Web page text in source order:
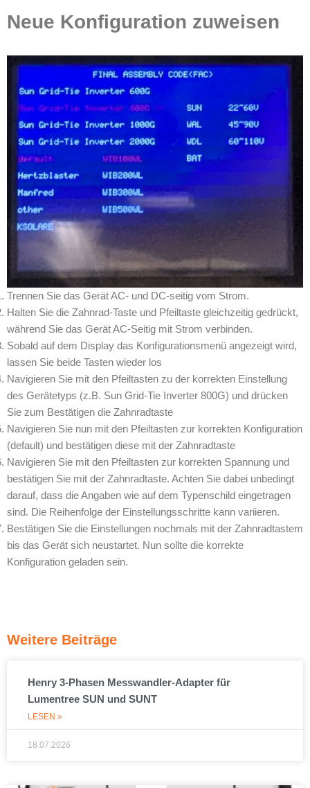
Neue Konfiguration zuweisen
Trennen Sie das Gerät AC- und DC-seitig vom Strom.
Halten Sie die Zahnrad-Taste und Pfeiltaste gleichzeitig gedrückt,
während Sie das Gerät AC-Seitig mit Strom verbinden.
Sobald auf dem Display das Konfigurationsmenü angezeigt wird,
lassen Sie beide Tasten wieder los
Navigieren Sie mit den Pfeiltasten zu der korrekten Einstellung
des Gerätetyps (z.B. Sun Grid-Tie Inverter 800G) und drücken
Sie zum Bestätigen die Zahnradtaste
Navigieren Sie nun mit den Pfeiltasten zur korrekten Konfiguration
(default) und bestätigen diese mit der Zahnradtaste
Navigieren Sie mit den Pfeiltasten zur korrekten Spannung und
bestätigen Sie mit der Zahnradtaste. Achten Sie dabei unbedingt
darauf, dass die Angaben wie auf dem Typenschild eingetragen
sind. Die Reihenfolge der Einstellungsschritte kann variieren.
Bestätigen Sie die Einstellungen nochmals mit der Zahnradtastem
bis das Gerät sich neustartet. Nun sollte die korrekte
Konfiguration geladen sein.
Weitere Beiträge
Henry 3-Phasen Messwandler-Adapter für
Lumentree SUN und SUNT
LESEN »
18.07.2026